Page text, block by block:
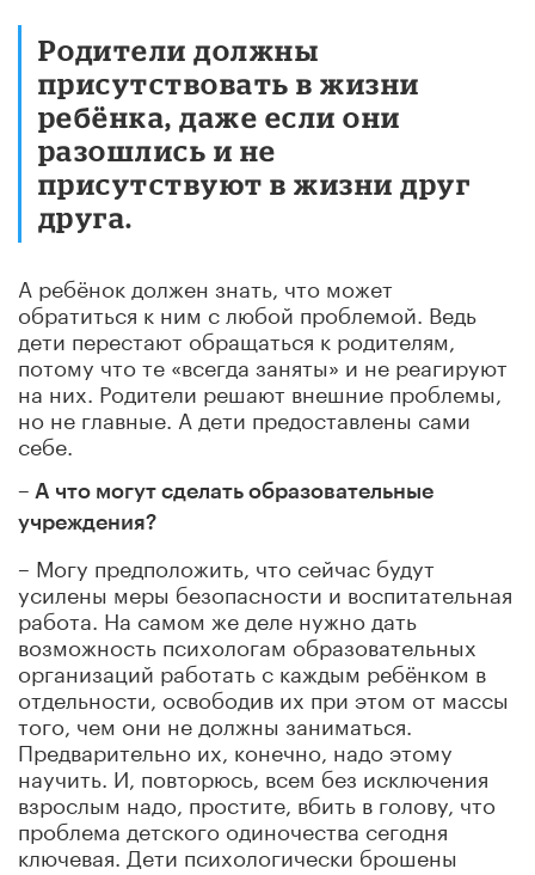
Родители должны
присутствовать в жизни
ребёнка, даже если они
разошлись и не
присутствуют в жизни друг
друга.
А ребёнок должен знать, что может
обратиться к ним с любой проблемой. Ведь
дети перестают обращаться к родителям,
потому что те «всегда заняты» и не реагируют
на них. Родители решают внешние проблемы,
но не главные. А дети предоставлены сами
себе.
– А что могут сделать образовательные
учреждения?
– Могу предположить, что сейчас будут
усилены меры безопасности и воспитательная
работа. На самом же деле нужно дать
возможность психологам образовательных
организаций работать с каждым ребёнком в
отдельности, освободив их при этом от массы
того, чем они не должны заниматься.
Предварительно их, конечно, надо этому
научить. И, повторюсь, всем без исключения
взрослым надо, простите, вбить в голову, что
проблема детского одиночества сегодня
ключевая. Дети психологически брошены